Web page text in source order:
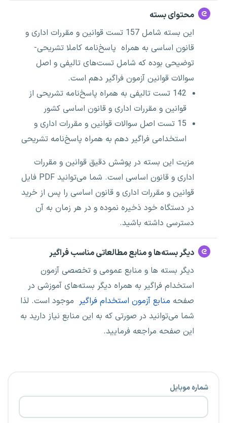
محتوای بسته
این بسته شامل 157 تست قوانین و مقررات اداری و
قانون اساسی به همراه پاسخ‌نامه کاملا تشریحی-
توضیحی بوده که شامل تست‌های تالیفی و اصل
سوالات قوانین آزمون فراگیر دهم است.
142 تست تالیفی به همراه پاسخ‌نامه تشریحی از
قوانین و مقررات اداری و قانون اساسی کشور
15 تست اصل سوالات قوانین و مقررات اداری و
استخدامی فراگیر دهم به همراه پاسخ‌نامه تشریحی
مزیت این بسته در پوشش دقیق قوانین و مقررات
اداری و قانون اساسی است. شما می‌توانید PDF فایل
قوانین و مقررات اداری و قانون اساسی را پس از خرید
در دستگاه خود ذخیره نموده و در هر زمان به آن
دسترسی داشته باشید.
دیگر بسته‌ها و منابع مطالعاتی مناسب فراگیر
دیگر بسته ها و منابع عمومی و تخصصی آزمون
استخدام فراگیر به همراه دیگر بسته‌های آموزشی در
صفحه منابع آزمون استخدام فراگیر موجود است. لذا
شما می‌توانید در صورتی که به این منابع نیاز دارید به
این صفحه مراجعه فرمایید.
شماره موبایل